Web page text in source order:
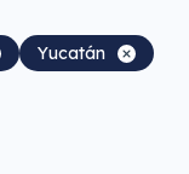
Yucatán